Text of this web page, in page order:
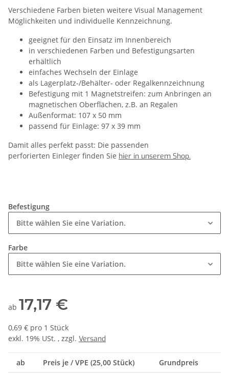
Verschiedene Farben bieten weitere Visual Management
Möglichkeiten und individuelle Kennzeichnung.
geeignet für den Einsatz im Innenbereich
in verschiedenen Farben und Befestigungsarten
erhältlich
einfaches Wechseln der Einlage
als Lagerplatz-/Behälter- oder Regalkennzeichnung
Befestigung mit 1 Magnetstreifen: zum Anbringen an
magnetischen Oberflächen, z.B. an Regalen
Außenformat: 107 x 50 mm
passend für Einlage: 97 x 39 mm
Damit alles perfekt passt: Die passenden
perforierten Einleger finden Sie hier in unserem Shop.
Befestigung
Bitte wählen Sie eine Variation.
Farbe
Bitte wählen Sie eine Variation.
ab 17,17 €
0,69 € pro 1 Stück
exkl. 19% USt. , zzgl. Versand
ab Preis je / VPE (25,00 Stück) Grundpreis